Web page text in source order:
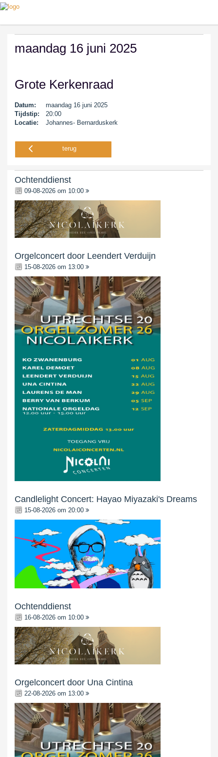
maandag 16 juni 2025
Grote Kerkenraad
Datum:
maandag 16 juni 2025
Tijdstip:
20:00
Locatie:
Johannes- Bernarduskerk
terug
Ochtenddienst
09-08-2026 om 10:00
Orgelconcert door Leendert Verduijn
15-08-2026 om 13:00
Candlelight Concert: Hayao Miyazaki's Dreams
15-08-2026 om 20:00
Ochtenddienst
16-08-2026 om 10:00
Orgelconcert door Una Cintina
22-08-2026 om 13:00